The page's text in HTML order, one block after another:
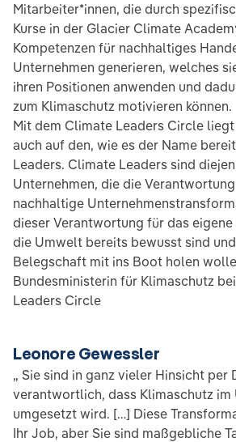
Mitarbeiter*innen, die durch
Kurse in der Glacier Climate
Kompetenzen für nachhaltiges
Unternehmen generieren, welches
ihren Positionen anwenden und
zum Klimaschutz motivieren können.
Mit dem Climate Leaders Circle liegt
auch auf den, wie es der Name
Leaders. Climate Leaders sind
Unternehmen, die die
nachhaltige
dieser Verantwortung für das eigene
die Umwelt bereits bewusst sind
Belegschaft mit ins Boot holen
Bundesministerin für Klimaschutz
Leaders Circle
Leonore Gewessler
„ Sie sind in ganz vieler Hinsicht
verantwortlich, dass Klimaschutz im
umgesetzt wird. […] Diese
Ihr Job, aber Sie sind maßgebliche